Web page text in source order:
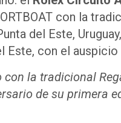
con la
del Este,
Este, con el auspicio
la tradicional
de su primera